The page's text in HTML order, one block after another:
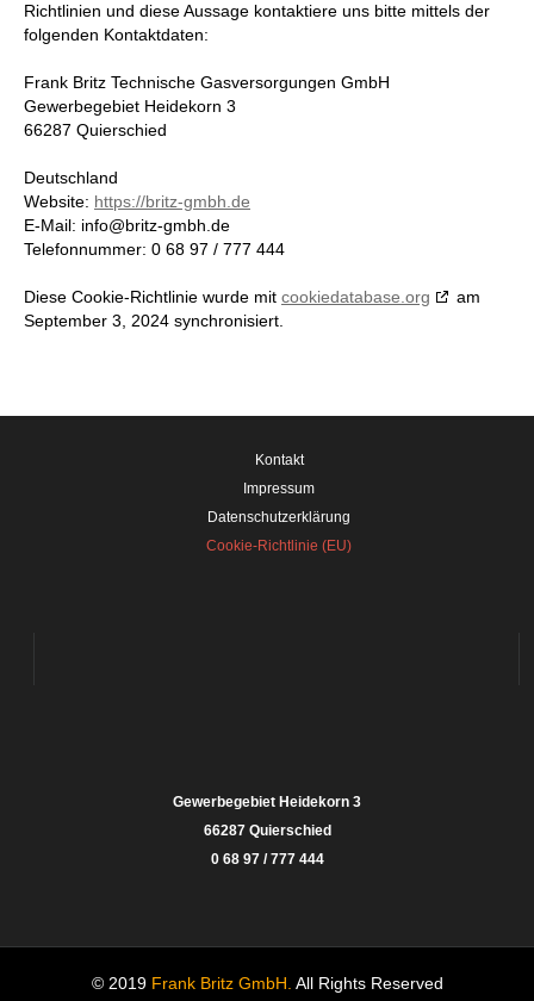
Richtlinien und diese Aussage kontaktiere uns bitte mittels der
folgenden Kontaktdaten:
Frank Britz Technische Gasversorgungen GmbH
Gewerbegebiet Heidekorn 3
66287 Quierschied
Deutschland
Website: https://britz-gmbh.de
E-Mail: info@britz-gmbh.de
Telefonnummer: 0 68 97 / 777 444
Diese Cookie-Richtlinie wurde mit cookiedatabase.org
am
September 3, 2024 synchronisiert.
Kontakt
Impressum
Datenschutzerklärung
Cookie-Richtlinie (EU)
Gewerbegebiet Heidekorn 3
66287 Quierschied
0 68 97 / 777 444
© 2019 Frank Britz GmbH. All Rights Reserved